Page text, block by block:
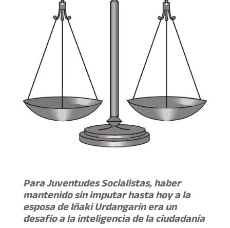
Para Juventudes Socialistas, haber
mantenido sin imputar hasta hoy a la
esposa de Iñaki Urdangarín era un
desafío a la inteligencia de la ciudadanía